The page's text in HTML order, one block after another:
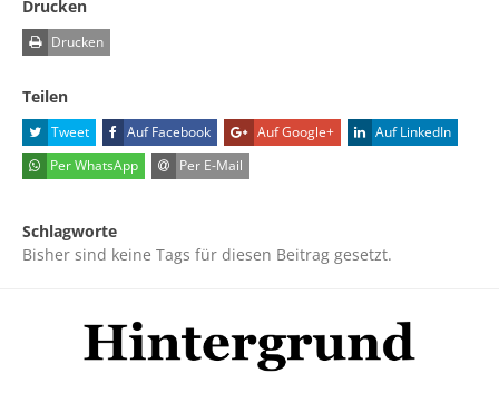
Drucken
Drucken
Teilen
Tweet Auf Facebook Auf Google+
Auf LinkedIn
Per WhatsApp
Per E-Mail
Schlagworte
Bisher sind keine Tags für diesen Beitrag gesetzt.